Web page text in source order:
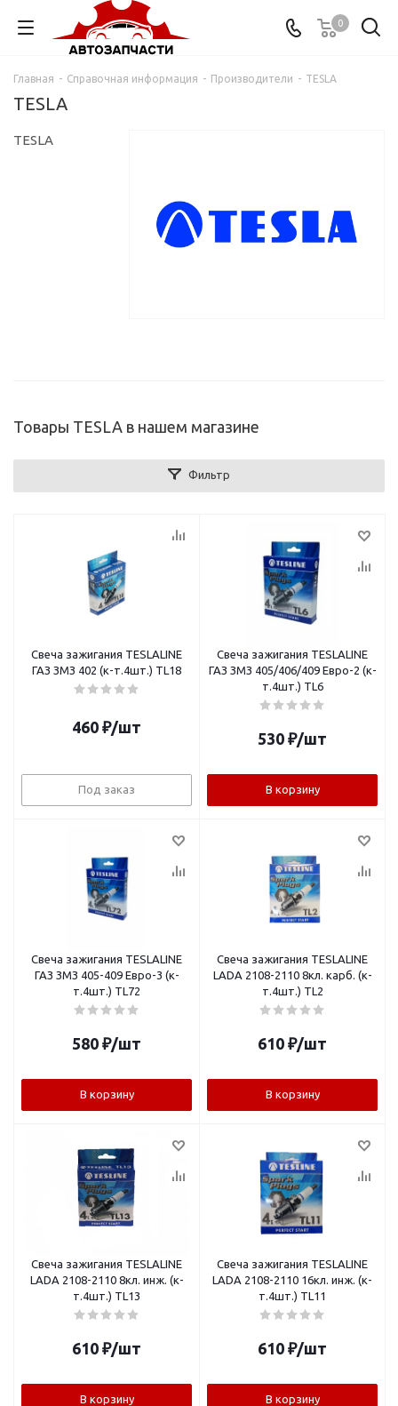
0
Главная - Справочная информация - Производители - TESLA
TESLA
TESLA
Товары TESLA в нашем магазине
Фильтр
Свеча зажигания TESLALINE
ГАЗ ЗМЗ 402 (к-т.4шт.) TL18
460 ₽/шт
Под заказ
Свеча зажигания TESLALINE
ГАЗ ЗМЗ 405/406/409 Евро-2 (к-
т.4шт.) TL6
530 ₽/шт
В корзину
Свеча зажигания TESLALINE
ГАЗ ЗМЗ 405-409 Евро-3 (к-
т.4шт.) TL72
580 ₽/шт
В корзину
Свеча зажигания TESLALINE
LADA 2108-2110 8кл. карб. (к-
т.4шт.) TL2
610 ₽/шт
В корзину
Свеча зажигания TESLALINE
LADA 2108-2110 8кл. инж. (к-
т.4шт.) TL13
610 ₽/шт
В корзину
Свеча зажигания TESLALINE
LADA 2108-2110 16кл. инж. (к-
т.4шт.) TL11
610 ₽/шт
В корзину